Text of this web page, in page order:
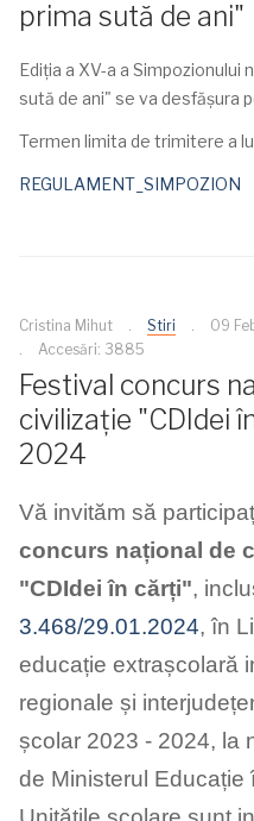
prima sută de ani"
Ediția a XV-a a Simpozionului
sută de ani" se va desfășura
Termen limita de trimitere a
REGULAMENT_SIMPOZION
Cristina Mihut Stiri
09
Accesări: 3885
Festival concurs
civilizație "CDIdei
2024
Vă invităm să
concurs național de
"CDIdei în cărți",
3.468/29.01.2024, în
educație extrașcolară
regionale și
școlar 2023 - 2024, la
de Ministerul